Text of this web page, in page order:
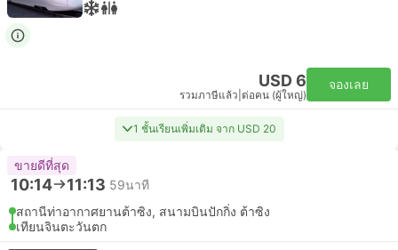
USD 6
รวมภาษีแล้ว ต่อคน (ผู้ใหญ่)
จองเลย
1 ชั้นเรียนเพิ่มเติม จาก USD 20
ขายดีที่สุด
10:14 11:13 59นาที
สถานีท่าอากาศยานต้าซิง, สนามบินปักกิ่ง ต้าซิง
เทียนจินตะวันตก